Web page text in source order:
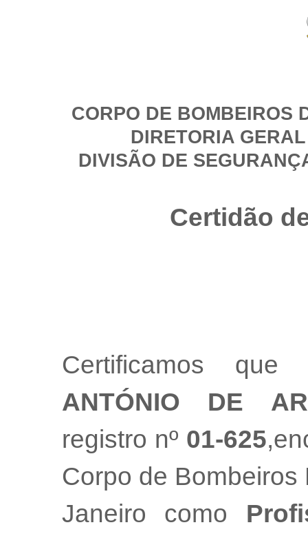
CORPO DE BOMBEIROS
DIRETORIA
DIVISÃO DE
Certidão
Certificamos
ANTÓNIO DE
registro nº 01-625
Corpo de
Janeiro como